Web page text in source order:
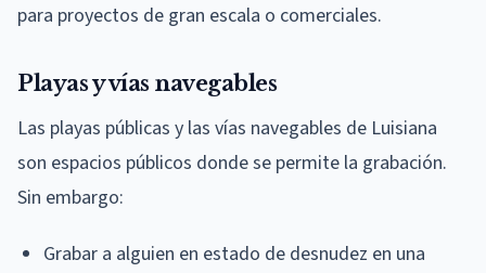
para proyectos de gran escala o comerciales.
Playas y vías navegables
Las playas públicas y las vías navegables de Luisiana
son espacios públicos donde se permite la grabación.
Sin embargo:
Grabar a alguien en estado de desnudez en una